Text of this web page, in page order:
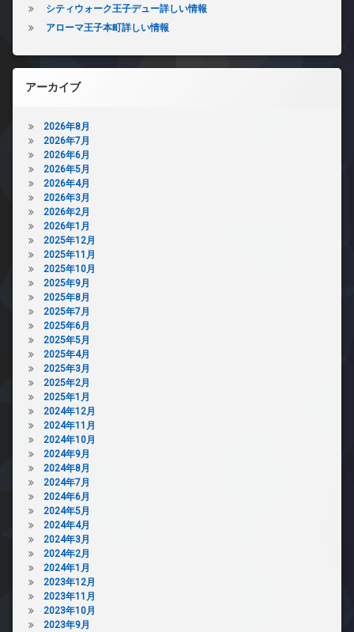
ラ
車
場
場
防
カ
メ
ラ
無
レ
ベ
ー
オ
ー
ト
ロ
ッ
ク
デ
ザ
イ
ナ
ー
ズ
宅
配
ボ
ッ
ク
ス
敷
地
内
ゴ
ミ
置
き
場
防
犯
カ
メ
ラ
シティウォーク王子デュー詳しい情報
アローマ王子本町詳しい情報
アーカイブ
2026年8月
2026年7月
2026年6月
2026年5月
2026年4月
2026年3月
2026年2月
2026年1月
2025年12月
2025年11月
2025年10月
2025年9月
2025年8月
2025年7月
2025年6月
2025年5月
2025年4月
2025年3月
2025年2月
2025年1月
2024年12月
2024年11月
2024年10月
2024年9月
2024年8月
2024年7月
2024年6月
2024年5月
2024年4月
2024年3月
2024年2月
2024年1月
2023年12月
2023年11月
2023年10月
2023年9月